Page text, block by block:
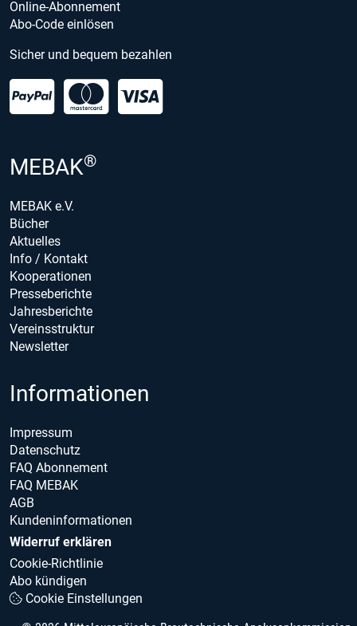
Online-Abonnement
Abo-Code einlösen
Sicher und bequem bezahlen
MEBAK®
MEBAK e.V.
Bücher
Aktuelles
Info / Kontakt
Kooperationen
Presseberichte
Jahresberichte
Vereinsstruktur
Newsletter
Informationen
Impressum
Datenschutz
FAQ Abonnement
FAQ MEBAK
AGB
Kundeninformationen
Widerruf erklären
Cookie-Richtlinie
Abo kündigen
Cookie Einstellungen